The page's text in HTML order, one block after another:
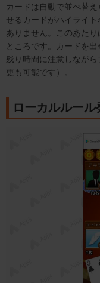
カードは自動で並べ替
せるカードがハイライ
ありません。このあた
ところです。カードを
残り時間に注意しなが
更も可能です）。
ローカルルール